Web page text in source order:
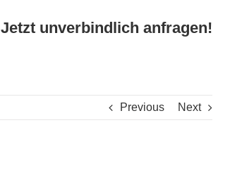
Jetzt unverbindlich anfragen!
Previous Next